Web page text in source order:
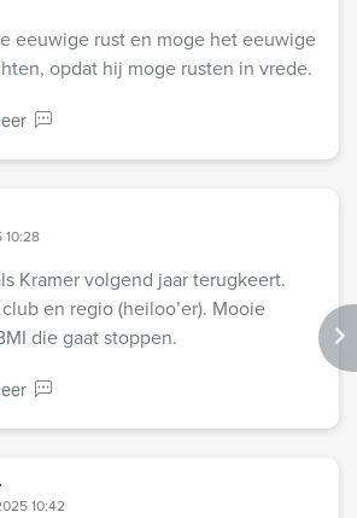
eeuwige rust en moge het eeuwige
opdat hij moge rusten in vrede.
10:28
Kramer volgend jaar terugkeert.
en regio (heiloo’er). Mooie
die gaat stoppen.
10:42